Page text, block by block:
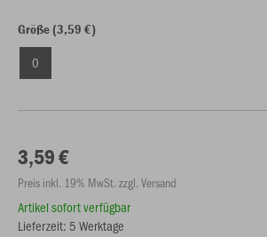
Größe (3,59 €)
0
3,59 €
Preis inkl. 19% MwSt. zzgl. Versand
Artikel sofort verfügbar
Lieferzeit: 5 Werktage